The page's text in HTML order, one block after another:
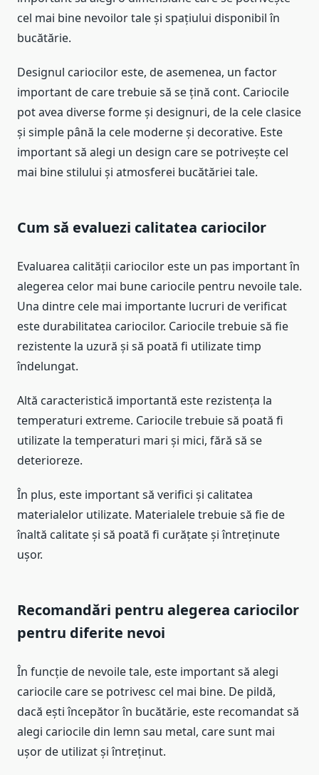
cel mai bine nevoilor tale și spațiului disponibil în
bucătărie.
Designul cariocilor este, de asemenea, un factor
important de care trebuie să se țină cont. Cariocile
pot avea diverse forme și designuri, de la cele clasice
și simple până la cele moderne și decorative. Este
important să alegi un design care se potrivește cel
mai bine stilului și atmosferei bucătăriei tale.
Cum să evaluezi calitatea cariocilor
Evaluarea calității cariocilor este un pas important în
alegerea celor mai bune cariocile pentru nevoile tale.
Una dintre cele mai importante lucruri de verificat
este durabilitatea cariocilor. Cariocile trebuie să fie
rezistente la uzură și să poată fi utilizate timp
îndelungat.
Altă caracteristică importantă este rezistența la
temperaturi extreme. Cariocile trebuie să poată fi
utilizate la temperaturi mari și mici, fără să se
deterioreze.
În plus, este important să verifici și calitatea
materialelor utilizate. Materialele trebuie să fie de
înaltă calitate și să poată fi curățate și întreținute
ușor.
Recomandări pentru alegerea cariocilor
pentru diferite nevoi
În funcție de nevoile tale, este important să alegi
cariocile care se potrivesc cel mai bine. De pildă,
dacă ești începător în bucătărie, este recomandat să
alegi cariocile din lemn sau metal, care sunt mai
ușor de utilizat și întreținut.